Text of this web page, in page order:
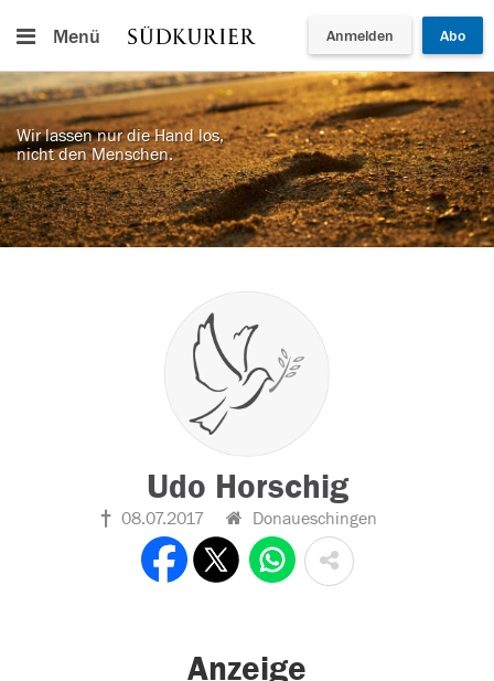
Menü Anmelden Abo
Wir lassen nur die Hand los,
nicht den Menschen.
Udo Horschig
08.07.2017 Donaueschingen
Anzeige